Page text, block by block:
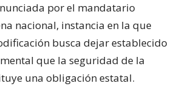
por el mandatario
nacional, instancia en la que
busca dejar establecido
que la seguridad de la
una obligación estatal.